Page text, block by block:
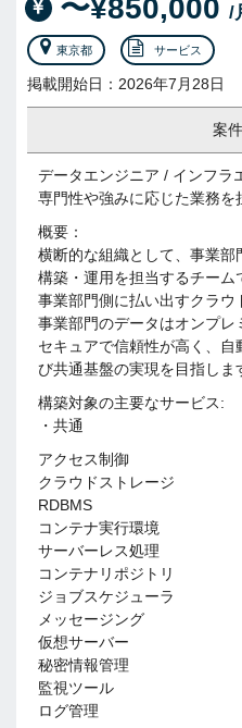
〜¥850,000 /
東京都 サービス
掲載開始日：2026年7月28日
案
データエンジニア / インフラ
専門性や強みに応じた業務を
概要：
横断的な組織として、事業
構築・運用を担当するチーム
事業部門側に払い出すクラウ
事業部門のデータはオンプレ
セキュアで信頼性が高く、自
び共通基盤の実現を目指しま
構築対象の主要なサービス:
・共通
アクセス制御
クラウドストレージ
RDBMS
コンテナ実行環境
サーバーレス処理
コンテナリポジトリ
ジョブスケジューラ
メッセージング
仮想サーバー
秘密情報管理
監視ツール
ログ管理